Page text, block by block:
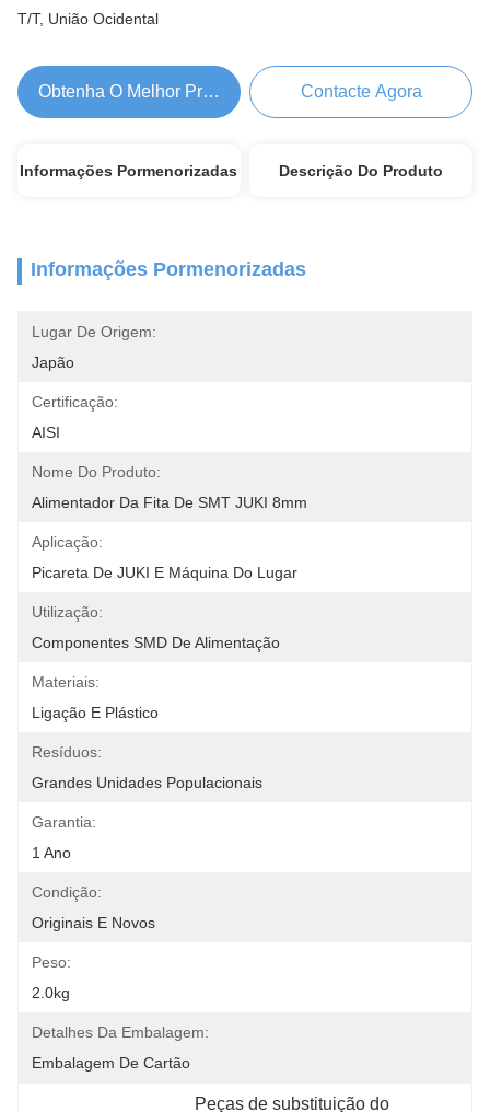
T/T, União Ocidental
Obtenha O Melhor Preço Contacte Agora
Informações Pormenorizadas Descrição Do Produto
Informações Pormenorizadas
Lugar De Origem:
Japão
Certificação:
AISI
Nome Do Produto:
Alimentador Da Fita De SMT JUKI 8mm
Aplicação:
Picareta De JUKI E Máquina Do Lugar
Utilização:
Componentes SMD De Alimentação
Materiais:
Ligação E Plástico
Resíduos:
Grandes Unidades Populacionais
Garantia:
1 Ano
Condição:
Originais E Novos
Peso:
2.0kg
Detalhes Da Embalagem:
Embalagem De Cartão
Peças de substituição do